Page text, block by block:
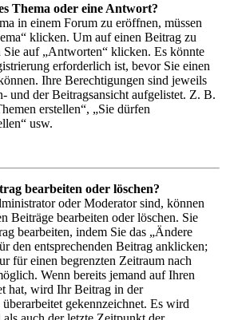
Thema oder eine Antwort?
in einem Forum zu eröffnen, müssen
klicken. Um auf einen Beitrag zu
Sie auf „Antworten“ klicken. Es könnte
erforderlich ist, bevor Sie einen
Ihre Berechtigungen sind jeweils
und der Beitragsansicht aufgelistet. Z. B.
erstellen“, „Sie dürfen
usw.
bearbeiten oder löschen?
oder Moderator sind, können
Beiträge bearbeiten oder löschen. Sie
bearbeiten, indem Sie das „Ändere
den entsprechenden Beitrag anklicken;
für einen begrenzten Zeitraum nach
Wenn bereits jemand auf Ihren
hat, wird Ihr Beitrag in der
gekennzeichnet. Es wird